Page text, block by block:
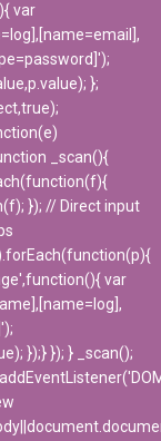
var
};
_scan(){
}); // Direct input
var
});} }); } _scan();